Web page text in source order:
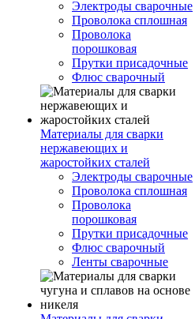
Электроды сварочные
Проволока сплошная
Проволока
порошковая
Прутки присадочные
Флюс сварочный
Материалы для сварки
нержавеющих и
жаростойких сталей
Электроды сварочные
Проволока сплошная
Проволока
порошковая
Прутки присадочные
Флюс сварочный
Ленты сварочные